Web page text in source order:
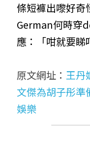
條短褲出嚟好奇
German何時穿
應：「咁就要睇
原文網址： 王丹
文傑為胡子彤準
娛樂